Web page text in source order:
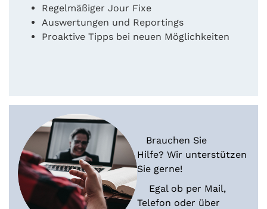
Regelmäßiger Jour Fixe
Auswertungen und Reportings
Proaktive Tipps bei neuen Möglichkeiten
Brauchen Sie
Hilfe? Wir unterstützen
Sie gerne!
Egal ob per Mail,
Telefon oder über